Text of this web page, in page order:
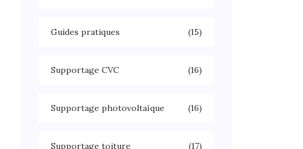
Guides pratiques (15)
Supportage CVC (16)
Supportage photovoltaïque (16)
Supportage toiture (17)